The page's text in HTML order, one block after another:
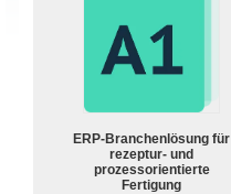
ERP-Branchenlösung für
rezeptur- und
prozessorientierte
Fertigung